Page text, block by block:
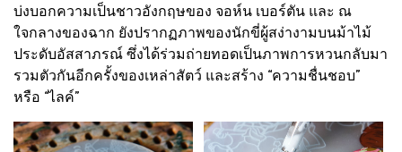
บ่งบอกความเป็นชาวอังกฤษของ จอห์น เบอร์ตัน และ ณ
ใจกลางของฉาก ยังปรากฏภาพของนักขี่ผู้สง่างามบนม้าไม้
ประดับอัสสาภรณ์ ซึ่งได้ร่วมถ่ายทอดเป็นภาพการหวนกลับมา
รวมตัวกันอีกครั้งของเหล่าสัตว์ และสร้าง “ความชื่นชอบ”
หรือ “ไลค์”